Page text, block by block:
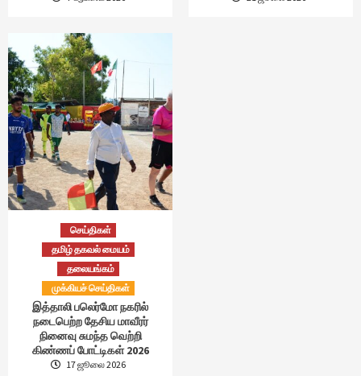
செய்திகள்
தமிழ் தகவல் மையம்
தலையங்கம்
முக்கியச் செய்திகள்
இத்தாலி பலெர்மோ நகரில்
நடைபெற்ற தேசிய மாவீரர்
நினைவு சுமந்த வெற்றி
கிண்ணப் போட்டிகள் 2026
17 ஜூலை 2026